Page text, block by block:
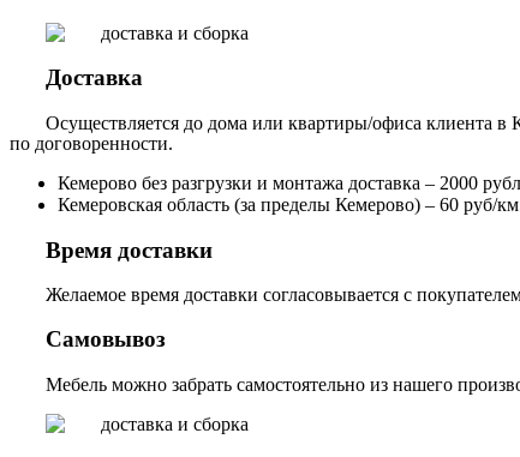
Доставка
Осуществляется до дома или квартиры/офиса клиента
по договоренности.
Кемерово без разгрузки и монтажа доставка – 2000
Кемеровская область (за пределы Кемерово) – 60 руб/
Время доставки
Желаемое время доставки согласовывается с
Самовывоз
Мебель можно забрать самостоятельно из нашего